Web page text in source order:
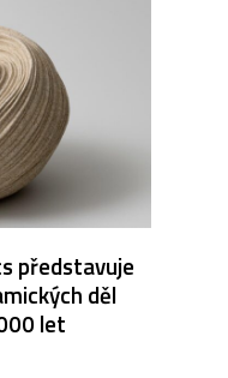
představuje
děl
let